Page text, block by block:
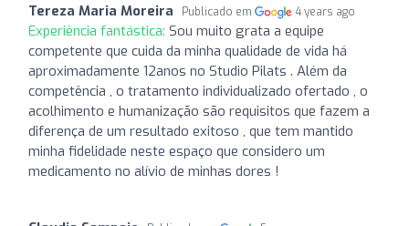
Tereza Maria Moreira Publicado em 4 years ago
Experiência fantástica: Sou muito grata a equipe
competente que cuida da minha qualidade de vida há
aproximadamente 12anos no Studio Pilats . Além da
competência , o tratamento individualizado ofertado , o
acolhimento e humanização são requisitos que fazem a
diferença de um resultado exitoso , que tem mantido
minha fidelidade neste espaço que considero um
medicamento no alívio de minhas dores !